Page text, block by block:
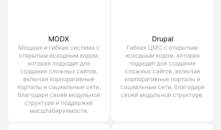
MODX
Мощная и гибкая система с
открытым исходным кодом,
которая подходит для
создания сложных сайтов,
включая корпоративные
порталы и социальные сети,
благодаря своей модульной
структуре и поддержке
масштабируемости.
Drupal
Гибкая ЦМС с открытым
исходным кодом, которая
подходит для создания
сложных сайтов, включая
корпоративные порталы и
социальные сети, благодаря
своей модульной структуре.